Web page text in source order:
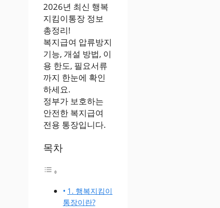
2026년 최신 행복
지킴이통장 정보
총정리!
복지급여 압류방지
기능, 개설 방법, 이
용 한도, 필요서류
까지 한눈에 확인
하세요.
정부가 보호하는
안전한 복지급여
전용 통장입니다.
목차
1. 행복지킴이
통장이란?